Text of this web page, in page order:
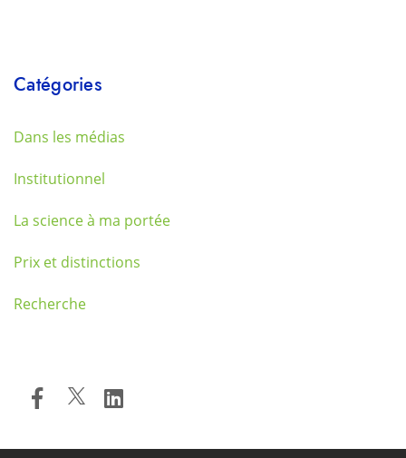
Catégories
Dans les médias
Institutionnel
La science à ma portée
Prix et distinctions
Recherche